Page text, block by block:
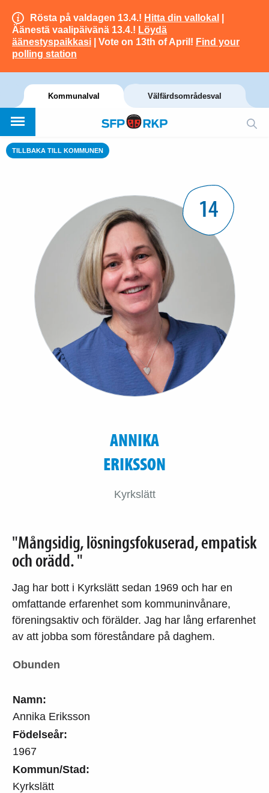
Rösta på valdagen 13.4.! Hitta din vallokal
Äänestä vaalipäivänä 13.4.! Löydä
äänestyspaikkasi | Vote on 13th of April! Find your
polling station
Kommunalval Välfärdsområdesval
TILLBAKA TILL KOMMUNEN
Obunden
Namn:
Annika Eriksson
Födelseår:
1967
Kommun/Stad:
Kyrkslätt
14
ANNIKA
ERIKSSON
Kyrkslätt
"Mångsidig, lösningsfokuserad, empatisk
och orädd. "
Jag har bott i Kyrkslätt sedan 1969 och har en
omfattande erfarenhet som kommuninvånare,
föreningsaktiv och förälder. Jag har lång erfarenhet
av att jobba som föreståndare på daghem.